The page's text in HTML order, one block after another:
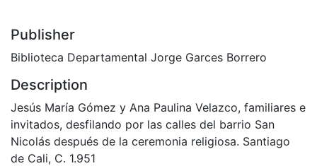
Publisher
Biblioteca Departamental Jorge Garces Borrero
Description
Jesús María Gómez y Ana Paulina Velazco, familiares e
invitados, desfilando por las calles del barrio San
Nicolás después de la ceremonia religiosa. Santiago
de Cali, C. 1.951